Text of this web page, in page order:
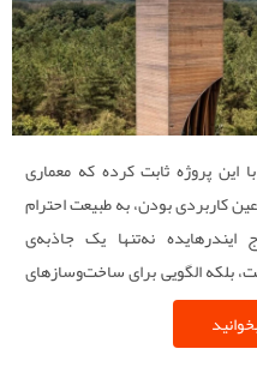
این پروژه ثابت کرده که معماری
کاربردی بودن، به طبیعت احترام
ایندرهایده نه‌تنها یک جاذبه‌ی
بلکه الگویی برای ساخت‌وسازهای
پایدار به شمار می‌رود.